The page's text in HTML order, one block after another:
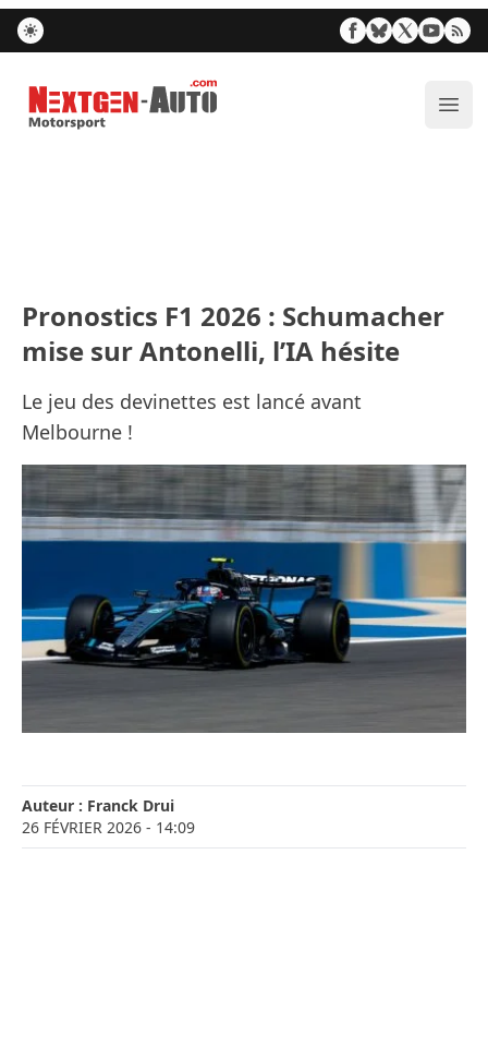
Nextgen-Auto.com
Pronostics F1 2026 : Schumacher
mise sur Antonelli, l’IA hésite
Le jeu des devinettes est lancé avant
Melbourne !
Auteur : Franck Drui
26 FÉVRIER 2026 - 14:09